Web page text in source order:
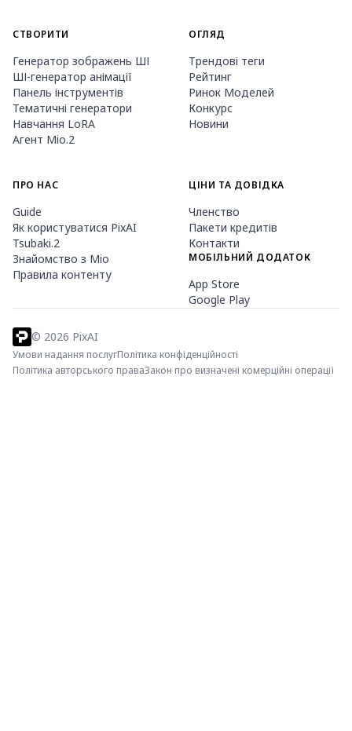
СТВОРИТИ
Генератор зображень ШІ
ШІ-генератор анімації
Панель інструментів
Тематичні генератори
Навчання LoRA
Агент Mio.2
ОГЛЯД
Трендові теги
Рейтинг
Ринок Моделей
Конкурс
Новини
ПРО НАС
Guide
Як користуватися PixAI
Tsubaki.2
Знайомство з Mio
Правила контенту
ЦІНИ ТА ДОВІДКА
Членство
Пакети кредитів
Контакти
МОБІЛЬНИЙ ДОДАТОК
App Store
Google Play
© 2026 PixAI
Умови надання послугПолітика конфіденційності
Політика авторського праваЗакон про визначені комерційні операції